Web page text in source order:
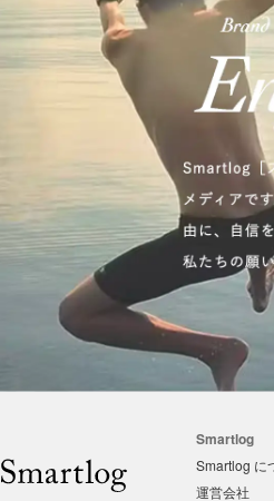
Smartlog
Smartlog に
運営会社